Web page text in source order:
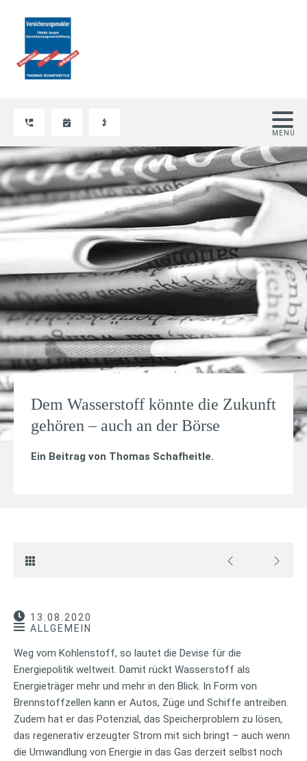
Dem Wasserstoff könnte die Zukunft
gehören – auch an der Börse
Ein Beitrag von Thomas Schafheitle.
13.08.2020
ALLGEMEIN
Weg vom Kohlenstoff, so lautet die Devise für die
Energiepolitik weltweit. Damit rückt Wasserstoff als
Energieträger mehr und mehr in den Blick. In Form von
Brennstoffzellen kann er Autos, Züge und Schiffe antreiben.
Zudem hat er das Potenzial, das Speicherproblem zu lösen,
das regenerativ erzeugter Strom mit sich bringt – auch wenn
die Umwandlung von Energie in das Gas derzeit selbst noch